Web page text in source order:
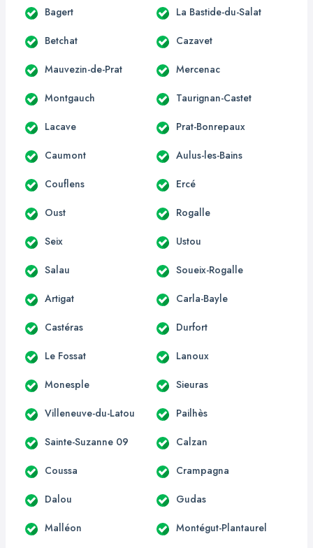
Bagert La Bastide-du-Salat
Betchat Cazavet
Mauvezin-de-Prat Mercenac
Montgauch Taurignan-Castet
Lacave Prat-Bonrepaux
Caumont Aulus-les-Bains
Couflens Ercé
Oust Rogalle
Seix Ustou
Salau Soueix-Rogalle
Artigat Carla-Bayle
Castéras Durfort
Le Fossat Lanoux
Monesple Sieuras
Villeneuve-du-Latou Pailhès
Sainte-Suzanne 09 Calzan
Coussa Crampagna
Dalou Gudas
Malléon Montégut-Plantaurel